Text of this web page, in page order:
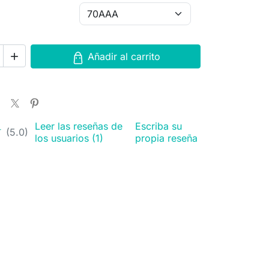
 Añadir al carrito
(5.0)
Leer las reseñas de
los usuarios (1)
Escriba su
propia reseña